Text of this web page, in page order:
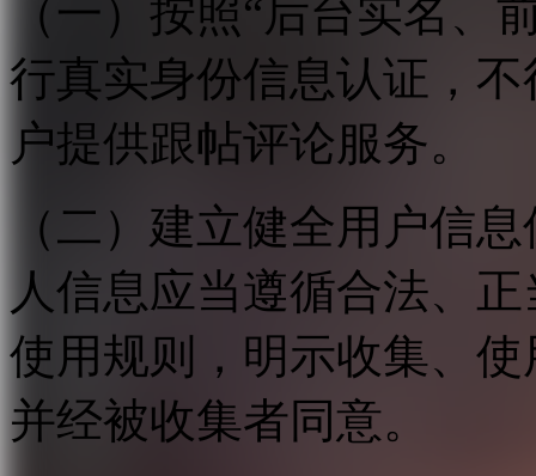
（一）按照“后台实名、
行真实身份信息认证，
户提供跟帖评论服务。
（二）建立健全用户信
人信息应当遵循合法、
使用规则，明示收集、
并经被收集者同意。